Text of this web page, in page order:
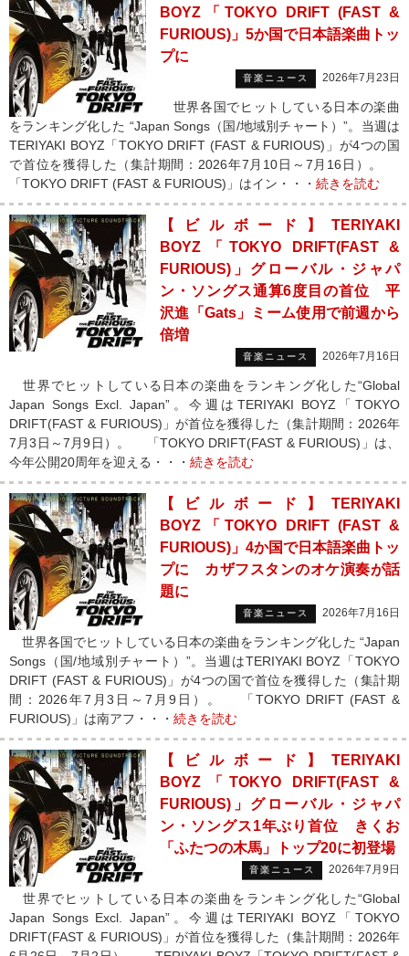
BOYZ「TOKYO DRIFT (FAST &
FURIOUS)」5か国で日本語楽曲トッ
プに
音楽ニュース 2026年7月23日
世界各国でヒットしている日本の楽曲
をランキング化した “Japan Songs（国/地域別チャート）”。当週は
TERIYAKI BOYZ「TOKYO DRIFT (FAST & FURIOUS)」が4つの国
で首位を獲得した（集計期間：2026年7月10日～7月16日）。
「TOKYO DRIFT (FAST & FURIOUS)」はイン・・・ 続きを読む
【ビルボード】TERIYAKI
BOYZ「TOKYO DRIFT(FAST &
FURIOUS)」グローバル・ジャパ
ン・ソングス通算6度目の首位 平
沢進「Gats」ミーム使用で前週から
倍増
音楽ニュース 2026年7月16日
世界でヒットしている日本の楽曲をランキング化した“Global
Japan Songs Excl. Japan”。今週はTERIYAKI BOYZ「TOKYO
DRIFT(FAST & FURIOUS)」が首位を獲得した（集計期間：2026年
7月3日～7月9日）。 「TOKYO DRIFT(FAST & FURIOUS)」は、
今年公開20周年を迎える・・・ 続きを読む
【ビルボード】TERIYAKI
BOYZ「TOKYO DRIFT (FAST &
FURIOUS)」4か国で日本語楽曲トッ
プに カザフスタンのオケ演奏が話
題に
音楽ニュース 2026年7月16日
世界各国でヒットしている日本の楽曲をランキング化した “Japan
Songs（国/地域別チャート）”。当週はTERIYAKI BOYZ「TOKYO
DRIFT (FAST & FURIOUS)」が4つの国で首位を獲得した（集計期
間：2026年7月3日～7月9日）。 「TOKYO DRIFT (FAST &
FURIOUS)」は南アフ・・・ 続きを読む
【ビルボード】TERIYAKI
BOYZ「TOKYO DRIFT(FAST &
FURIOUS)」グローバル・ジャパ
ン・ソングス1年ぶり首位 きくお
「ふたつの木馬」トップ20に初登場
音楽ニュース 2026年7月9日
世界でヒットしている日本の楽曲をランキング化した“Global
Japan Songs Excl. Japan”。今週はTERIYAKI BOYZ「TOKYO
DRIFT(FAST & FURIOUS)」が首位を獲得した（集計期間：2026年